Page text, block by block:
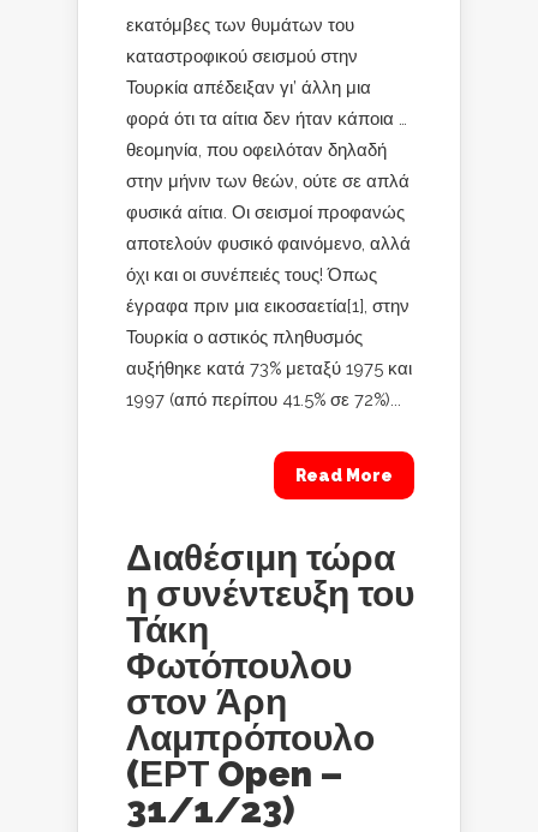
εκατόμβες των θυμάτων του
καταστροφικού σεισμού στην
Τουρκία απέδειξαν γι’ άλλη μια
φορά ότι τα αίτια δεν ήταν κάποια …
θεομηνία, που οφειλόταν δηλαδή
στην μήνιν των θεών, ούτε σε απλά
φυσικά αίτια. Οι σεισμοί προφανώς
αποτελούν φυσικό φαινόμενο, αλλά
όχι και οι συνέπειές τους! Όπως
έγραφα πριν μια εικοσαετία[1], στην
Τουρκία ο αστικός πληθυσμός
αυξήθηκε κατά 73% μεταξύ 1975 και
1997 (από περίπου 41.5% σε 72%)...
Read More
Διαθέσιμη τώρα
η συνέντευξη του
Τάκη
Φωτόπουλου
στον Άρη
Λαμπρόπουλο
(ΕΡΤ Open –
31/1/23)